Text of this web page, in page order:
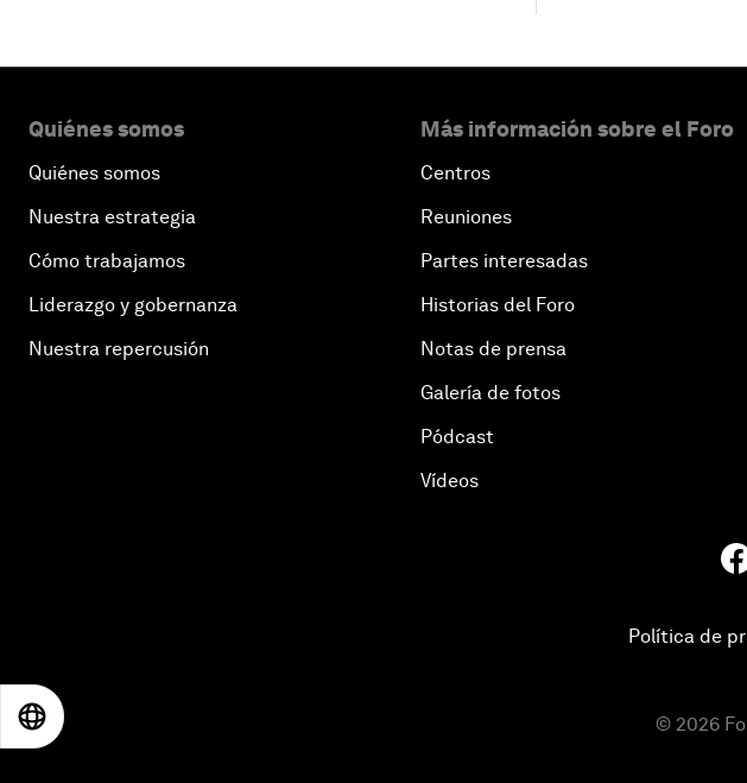
Quiénes somos
Quiénes somos
Nuestra estrategia
Cómo trabajamos
Liderazgo y gobernanza
Nuestra repercusión
Más información sobre el Foro
Centros
Reuniones
Partes interesadas
Historias del Foro
Notas de prensa
Galería de fotos
Pódcast
Vídeos
Política de
© 2026